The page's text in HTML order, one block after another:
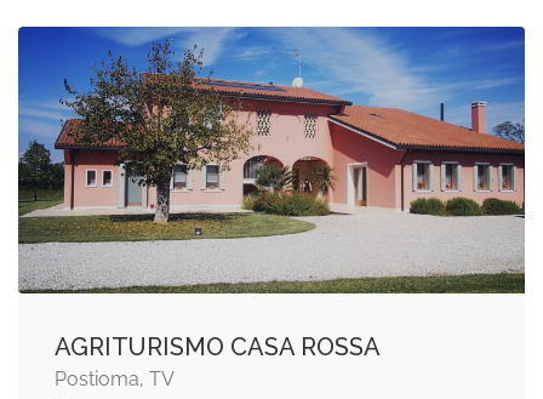
AGRITURISMO CASA ROSSA
Postioma, TV